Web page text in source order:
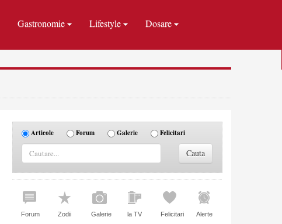
Gastronomie Lifestyle Dosare
Articole Forum Galerie Felicitari
Forum Zodii Galerie la TV Felicitari Alerte